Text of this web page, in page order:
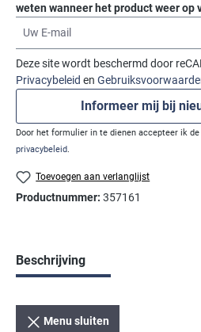
weten wanneer het product weer op
Deze site wordt beschermd door
Privacybeleid en
Informeer mij bij
Door het formulier in te dienen accepteer ik de
privacybeleid.
Toevoegen aan verlanglijst
Productnummer: 357161
Beschrijving
Menu sluiten